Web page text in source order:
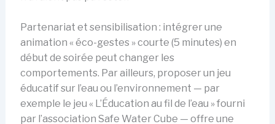
Partenariat et sensibilisation : intégrer une
animation « éco-gestes » courte (5 minutes) en
début de soirée peut changer les
comportements. Par ailleurs, proposer un jeu
éducatif sur l’eau ou l’environnement — par
exemple le jeu « L’Éducation au fil de l’eau » fourni
par l’association Safe Water Cube — offre une